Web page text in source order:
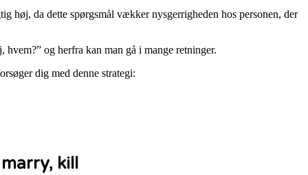
høj, da dette spørgsmål vækker nysgerrigheden hos personen, der
og herfra kan man gå i mange retninger.
dig med denne strategi:
kill